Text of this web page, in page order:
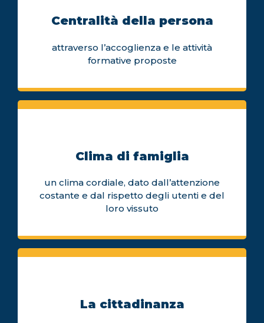
Centralità della persona
attraverso l’accoglienza e le attività
formative proposte
Clima di famiglia
un clima cordiale, dato dall’attenzione
costante e dal rispetto degli utenti e del
loro vissuto
La cittadinanza